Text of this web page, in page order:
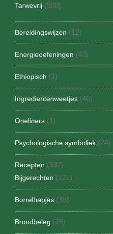
Tarwevrij (500)
Bereidingswijzen (12)
Energieoefeningen (43)
Ethiopisch (1)
Ingredientenweetjes (46)
Oneliners (1)
Psychologische symboliek (24)
Recepten (537)
Bijgerechten (121)
Borrelhapjes (35)
Broodbeleg (19)